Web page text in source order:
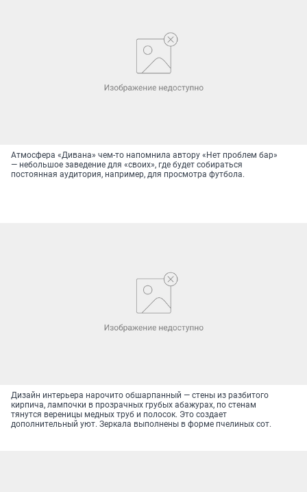
Атмосфера «Дивана» чем-то напомнила автору «Нет проблем бар»
— небольшое заведение для «своих», где будет собираться
постоянная аудитория, например, для просмотра футбола.
Дизайн интерьера нарочито обшарпанный — стены из разбитого
кирпича, лампочки в прозрачных грубых абажурах, по стенам
тянутся вереницы медных труб и полосок. Это создает
дополнительный уют. Зеркала выполнены в форме пчелиных сот.